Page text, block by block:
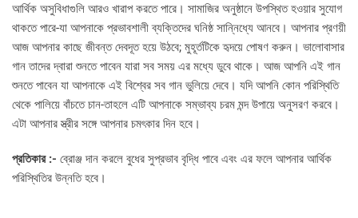
আর্থিক অসুবিধাগুলি আরও খারাপ করতে পারে। সামাজির অনুষ্ঠানে উপস্থিত হওয়ার সুযোগ
থাকতে পারে-যা আপনাকে প্রভাবশালী ব্যক্তিদের ঘনিষ্ঠ সান্নিধ্যে আনবে। আপনার প্রণয়ী
আজ আপনার কাছে জীবন্ত দেবদূত হয়ে উঠবে; মুহূর্তটিকে হৃদয়ে পোষণ করুন। ভালোবাসার
গান তাদের দ্বারা শুনতে পাবেন যারা সব সময় এর মধ্যে ডুবে থাকে। আজ আপনি এই গান
শুনতে পাবেন যা আপনাকে এই বিশ্বের সব গান ভুলিয়ে দেবে। যদি আপনি কোন পরিস্থিতি
থেকে পালিয়ে বাঁচতে চান-তাহলে এটি আপনাকে সম্ভাব্য চরম মন্দ উপায়ে অনুসরণ করবে।
এটা আপনার স্ত্রীর সঙ্গে আপনার চমৎকার দিন হবে।
প্রতিকার :- ব্রোঞ্জ দান করলে বুধের সুপ্রভাব বৃদ্ধি পাবে এবং এর ফলে আপনার আর্থিক
পরিস্থিতির উন্নতি হবে।